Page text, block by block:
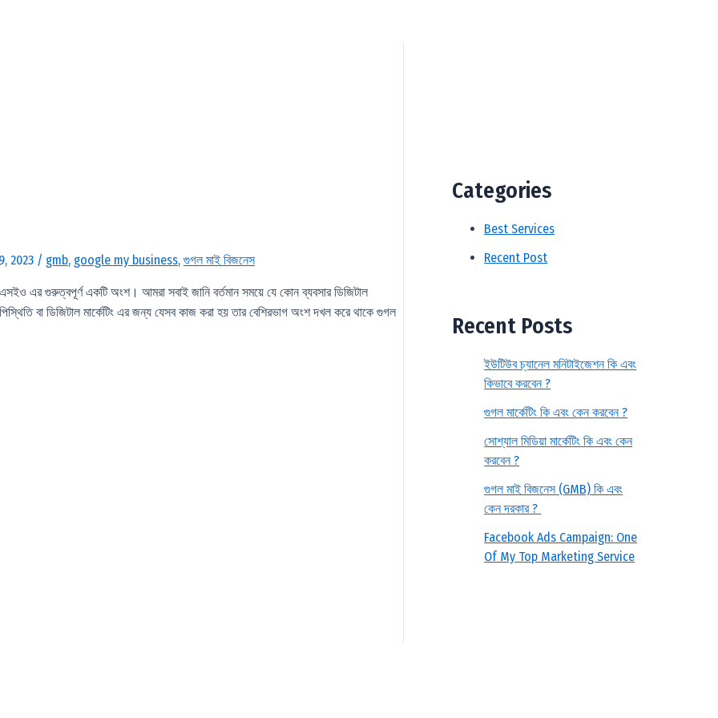
2023 / gmb, google my business, গুগল মাই বিজনেস
এর গুরুত্বপূর্ণ একটি অংশ। আমরা সবাই জানি বর্তমান সময়ে যে কোন ব্যবসার ডিজিটাল
বা ডিজিটাল মার্কেটিং এর জন্য যেসব কাজ করা হয় তার বেশিরভাগ অংশ দখল করে থাকে গুগল
Categories
Best Services
Recent Post
Recent Posts
ইউটিউব চ্যানেল মনিটাইজেশন কি এবং
কিভাবে করবেন ?
গুগল মার্কেটিং কি এবং কেন করবেন ?
সোশ্যাল মিডিয়া মার্কেটিং কি এবং কেন
করবেন ?
গুগল মাই বিজনেস (GMB) কি এবং
কেন দরকার ?
Facebook Ads Campaign: One
Of My Top Marketing Service